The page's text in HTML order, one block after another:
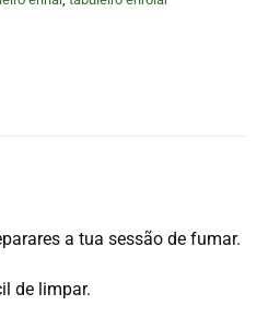
a tua sessão de fumar.
de limpar.